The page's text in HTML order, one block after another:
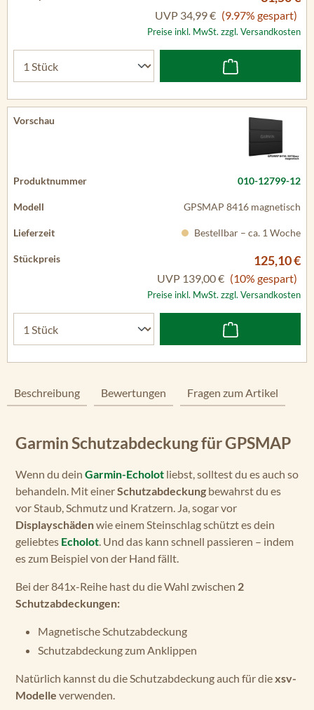
UVP 34,99 € (9.97% gespart)
Preise inkl. MwSt. zzgl. Versandkosten
010-12799-12
GPSMAP 8416 magnetisch
Bestellbar – ca. 1 Woche
125,10 €
UVP 139,00 € (10% gespart)
Preise inkl. MwSt. zzgl. Versandkosten
Beschreibung Bewertungen Fragen zum Artikel
Garmin Schutzabdeckung für GPSMAP
Wenn du dein Garmin-Echolot liebst, solltest du es auch so
behandeln. Mit einerSchutzabdeckung bewahrst du es
vor Staub, Schmutz und Kratzern. Ja, sogar vor
Displayschädenwie einem Steinschlag schützt es dein
geliebtes Echolot. Und das kann schnell passieren – indem
es zum Beispiel von der Hand fällt.
Bei der 841x-Reihe hast du die Wahl zwischen 2
Schutzabdeckungen:
Magnetische Schutzabdeckung
Schutzabdeckung zum Anklippen
Natürlich kannst du die Schutzabdeckung auch für diexsv-
Modelle verwenden.